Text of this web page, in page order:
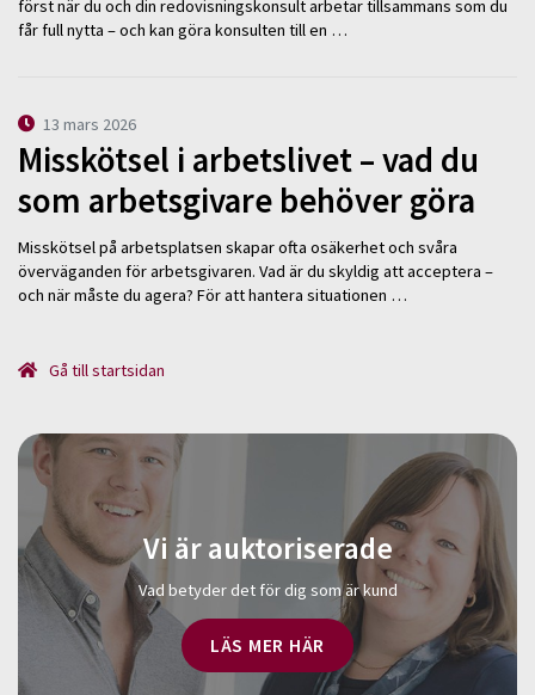
först när du och din redovisningskonsult arbetar tillsammans som du
får full nytta – och kan göra konsulten till en …
13 mars 2026
Misskötsel i arbetslivet – vad du
som arbetsgivare behöver göra
Misskötsel på arbetsplatsen skapar ofta osäkerhet och svåra
överväganden för arbetsgivaren. Vad är du skyldig att acceptera –
och när måste du agera? För att hantera situationen …
Gå till startsidan
Vi är auktoriserade
Vad betyder det för dig som är kund
LÄS MER HÄR